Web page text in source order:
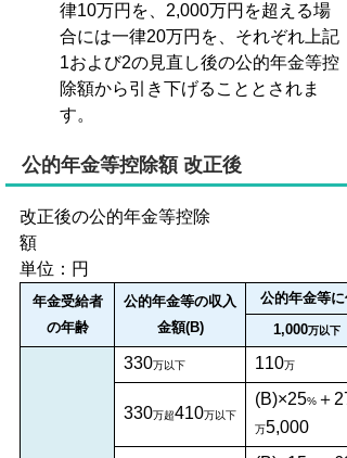
律10万円を、2,000万円を超える場
合には一律20万円を、それぞれ上記
1および2の見直し後の公的年金等控
除額から引き下げることとされま
す。
公的年金等控除額 改正後
改正後の公的年金等控除
単位：円
年金受給者
の年齢
公的年金等の収入
金額(B)
公的年金等
1,000万以下
330万以下 110万
330万超410万以下
(B)×25% ＋27
万5,000